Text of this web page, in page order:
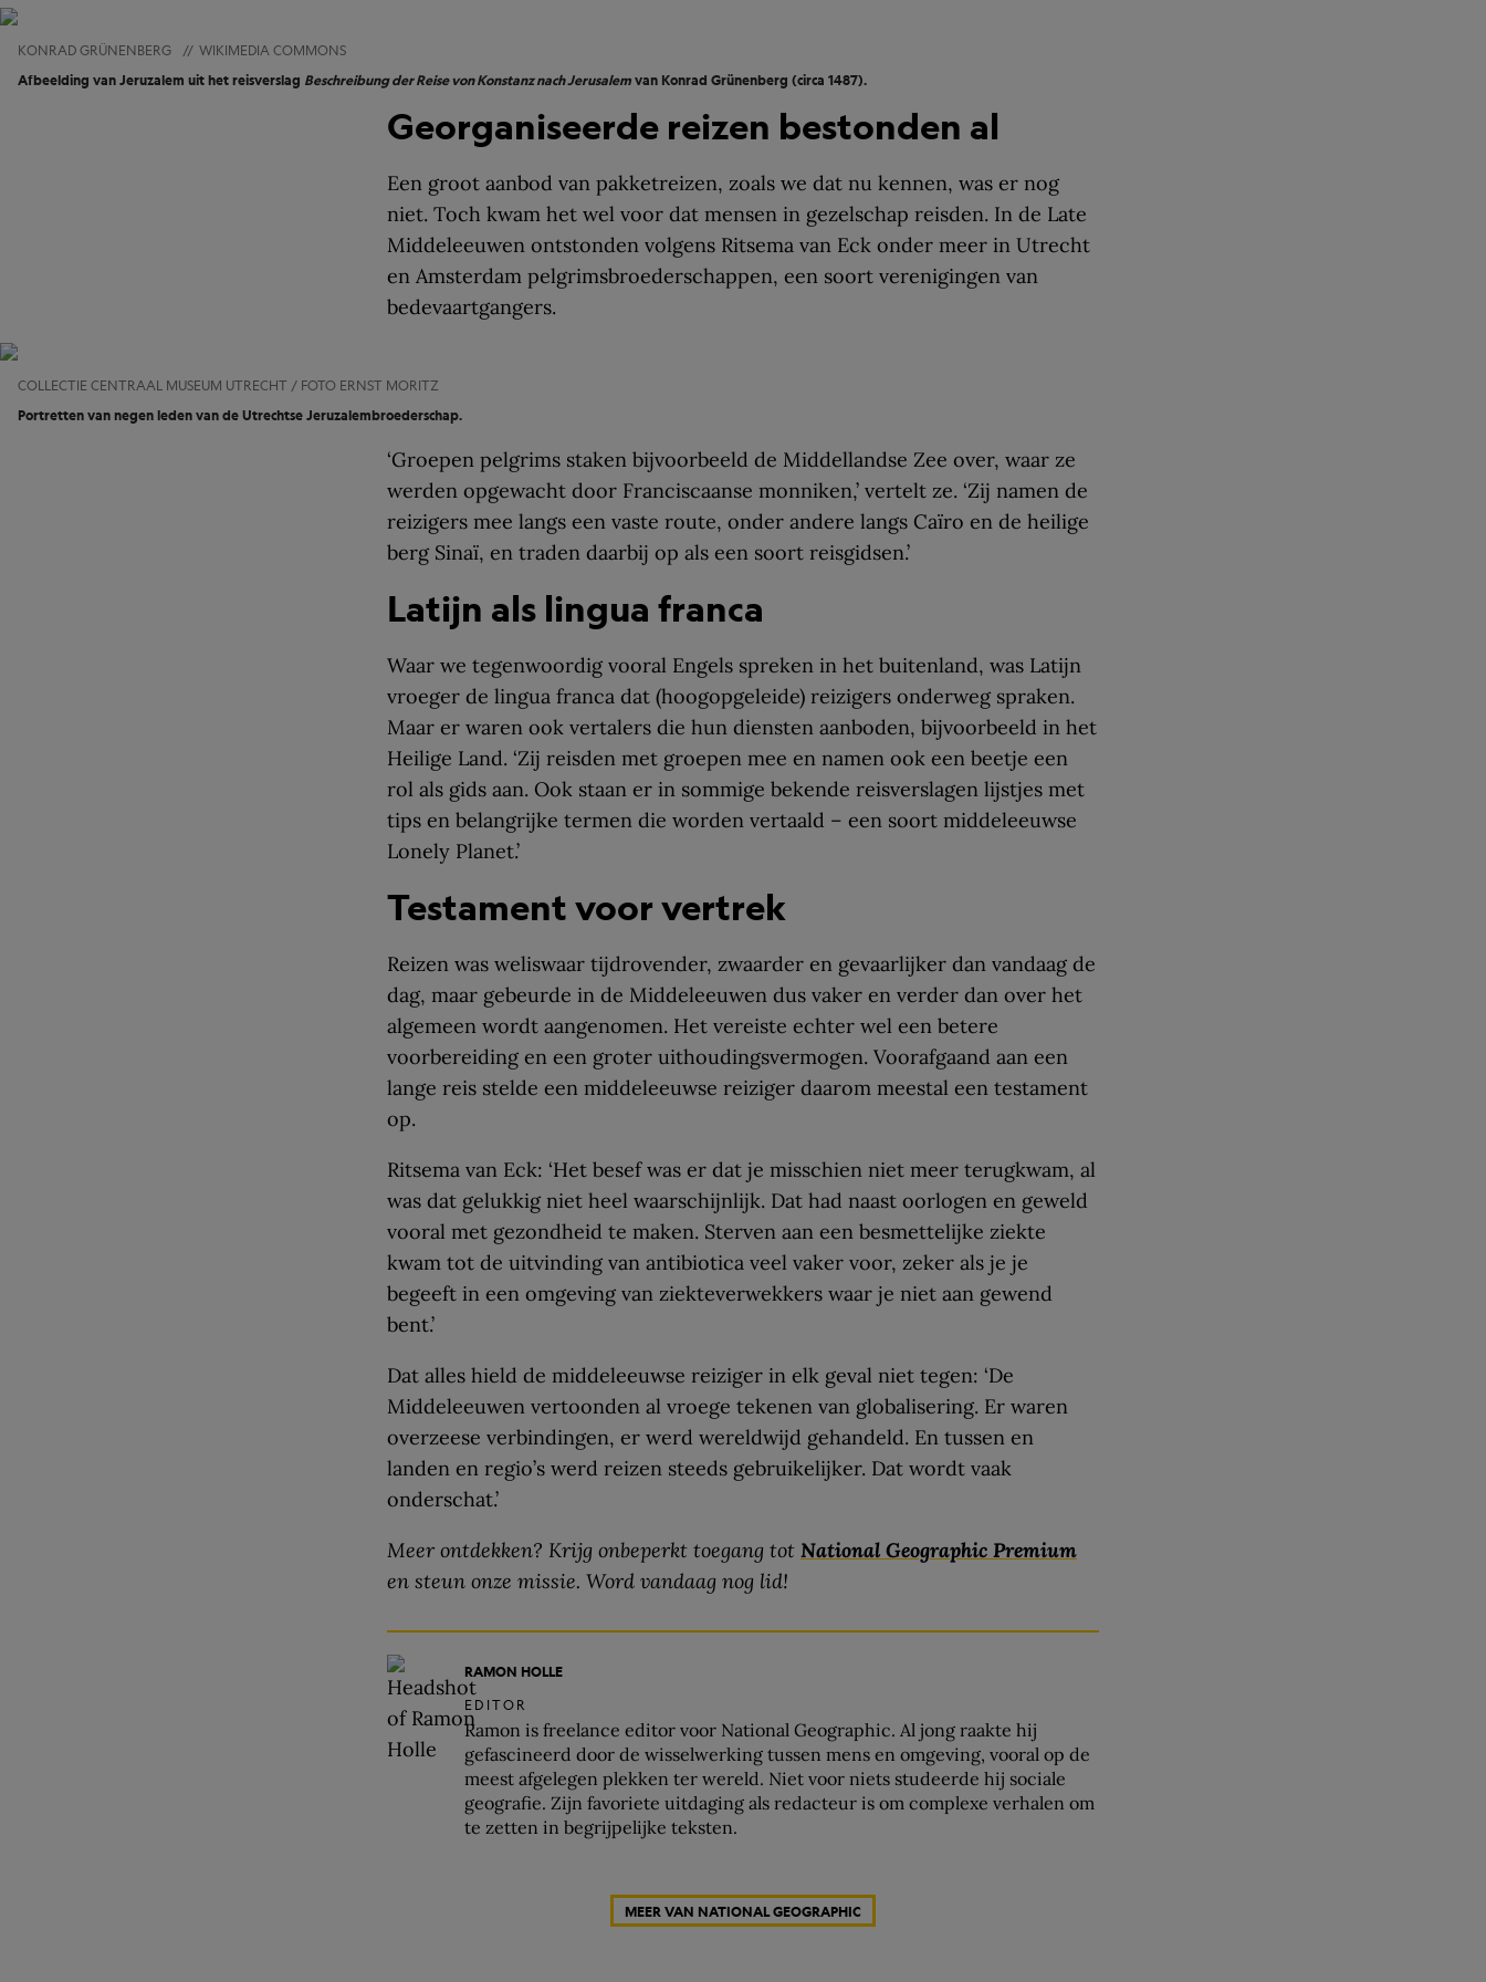
KONRAD GRÜNENBERG // WIKIMEDIA COMMONS
Afbeelding van Jeruzalem uit het reisverslag Beschreibung der Reise von Konstanz nach Jerusalemvan Konrad Grünenberg (circa 1487).
Georganiseerde reizen bestonden al
Een groot aanbod van pakketreizen, zoals we dat nu kennen, was er nog
niet. Toch kwam het wel voor dat mensen in gezelschap reisden. In de Late
Middeleeuwen ontstonden volgens Ritsema van Eck onder meer in Utrecht
en Amsterdam pelgrimsbroederschappen, een soort verenigingen van
bedevaartgangers.
COLLECTIE CENTRAAL MUSEUM UTRECHT / FOTO ERNST MORITZ
Portretten van negen leden van de Utrechtse Jeruzalembroederschap.
‘Groepen pelgrims staken bijvoorbeeld de Middellandse Zee over, waar ze
werden opgewacht door Franciscaanse monniken,’ vertelt ze. ‘Zij namen de
reizigers mee langs een vaste route, onder andere langs Caïro en de heilige
berg Sinaï, en traden daarbij op als een soort reisgidsen.’
Latijn als lingua franca
Waar we tegenwoordig vooral Engels spreken in het buitenland, was Latijn
vroeger de lingua franca dat (hoogopgeleide) reizigers onderweg spraken.
Maar er waren ook vertalers die hun diensten aanboden, bijvoorbeeld in het
Heilige Land. ‘Zij reisden met groepen mee en namen ook een beetje een
rol als gids aan. Ook staan er in sommige bekende reisverslagen lijstjes met
tips en belangrijke termen die worden vertaald – een soort middeleeuwse
Lonely Planet.’
Testament voor vertrek
Reizen was weliswaar tijdrovender, zwaarder en gevaarlijker dan vandaag de
dag, maar gebeurde in de Middeleeuwen dus vaker en verder dan over het
algemeen wordt aangenomen. Het vereiste echter wel een betere
voorbereiding en een groter uithoudingsvermogen. Voorafgaand aan een
lange reis stelde een middeleeuwse reiziger daarom meestal een testament
op.
Ritsema van Eck: ‘Het besef was er dat je misschien niet meer terugkwam, al
was dat gelukkig niet heel waarschijnlijk. Dat had naast oorlogen en geweld
vooral met gezondheid te maken. Sterven aan een besmettelijke ziekte
kwam tot de uitvinding van antibiotica veel vaker voor, zeker als je je
begeeft in een omgeving van ziekteverwekkers waar je niet aan gewend
bent.’
Dat alles hield de middeleeuwse reiziger in elk geval niet tegen: ‘De
Middeleeuwen vertoonden al vroege tekenen van globalisering. Er waren
overzeese verbindingen, er werd wereldwijd gehandeld. En tussen en
landen en regio’s werd reizen steeds gebruikelijker. Dat wordt vaak
onderschat.’
Meer ontdekken? Krijg onbeperkt toegang tot National Geographic Premium
en steun onze missie. Word vandaag nog lid!
RAMON HOLLE
EDITOR
Ramon is freelance editor voor National Geographic. Al jong raakte hij
gefascineerd door de wisselwerking tussen mens en omgeving, vooral op de
meest afgelegen plekken ter wereld. Niet voor niets studeerde hij sociale
geografie. Zijn favoriete uitdaging als redacteur is om complexe verhalen om
te zetten in begrijpelijke teksten.
MEER VAN NATIONAL GEOGRAPHIC